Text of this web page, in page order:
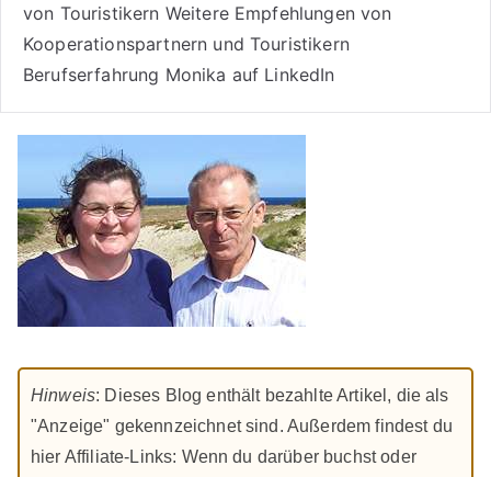
von Touristikern Weitere Empfehlungen von
Kooperationspartnern und Touristikern
Berufserfahrung Monika auf LinkedIn
Hinweis: Dieses Blog enthält bezahlte Artikel, die als
"Anzeige" gekennzeichnet sind. Außerdem findest du
hier Affiliate-Links: Wenn du darüber buchst oder